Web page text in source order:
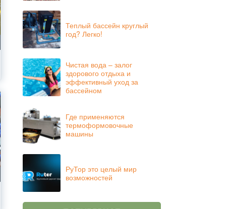
Теплый бассейн круглый
год? Легко!
Чистая вода – залог
здорового отдыха и
эффективный уход за
бассейном
Где применяются
термоформовочные
машины
РуТор это целый мир
возможностей